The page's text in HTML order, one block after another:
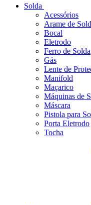
Solda
Acessórios
Arame de
Bocal
Eletrodo
Ferro de Solda
Gás
Lente de
Manifold
Maçarico
Máquinas de
Máscara
Pistola para
Porta Eletrodo
Tocha